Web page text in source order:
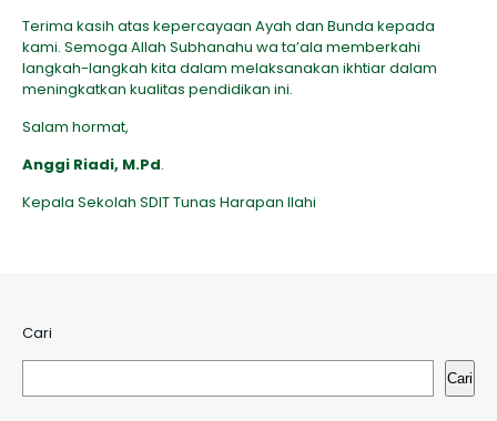
Terima kasih atas kepercayaan Ayah dan Bunda kepada
kami. Semoga Allah Subhanahu wa ta’ala memberkahi
langkah-langkah kita dalam melaksanakan ikhtiar dalam
meningkatkan kualitas pendidikan ini.
Salam hormat,
Anggi Riadi, M.Pd.
Kepala Sekolah SDIT Tunas Harapan Ilahi
Cari
Cari